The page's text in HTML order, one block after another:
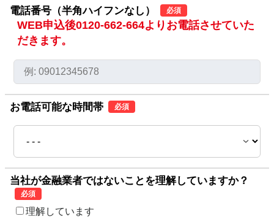
電話番号（半角ハイフンなし） 必須
WEB申込後0120-662-664よりお電話させていた
だきます。
お電話可能な時間帯 必須
当社が金融業者ではないことを理解していますか？
必須
理解しています